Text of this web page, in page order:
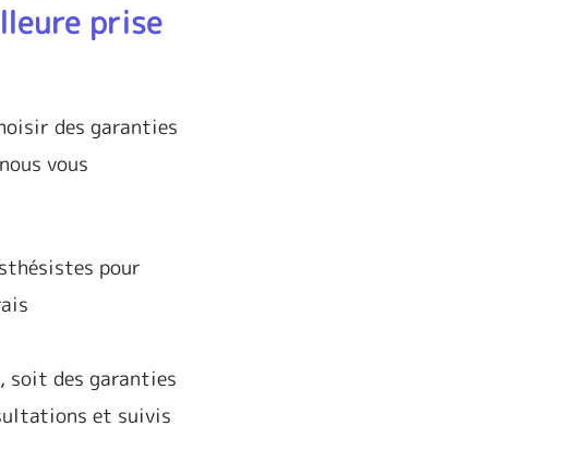
prise
des garanties
vous
pour
, soit des garanties
et suivis